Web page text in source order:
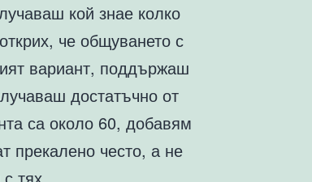
кой знае колко
че общуването с
вариант, поддържаш
достатъчно от
са около 60, добавям
прекалено често, а не